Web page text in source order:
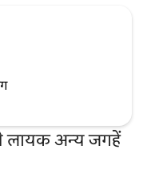
लायक अन्य जगहें